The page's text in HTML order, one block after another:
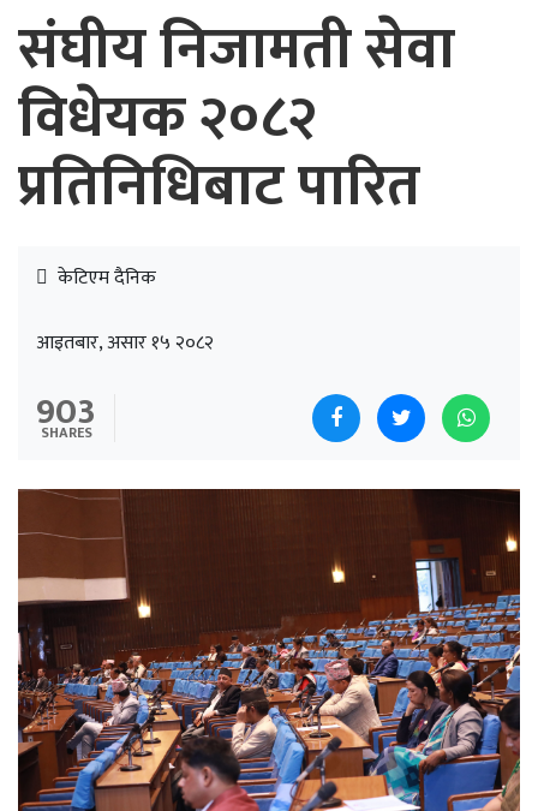
संघीय निजामती सेवा
विधेयक २०८२
प्रतिनिधिबाट पारित
केटिएम दैनिक
आइतबार, असार १५ २०८२
903
SHARES